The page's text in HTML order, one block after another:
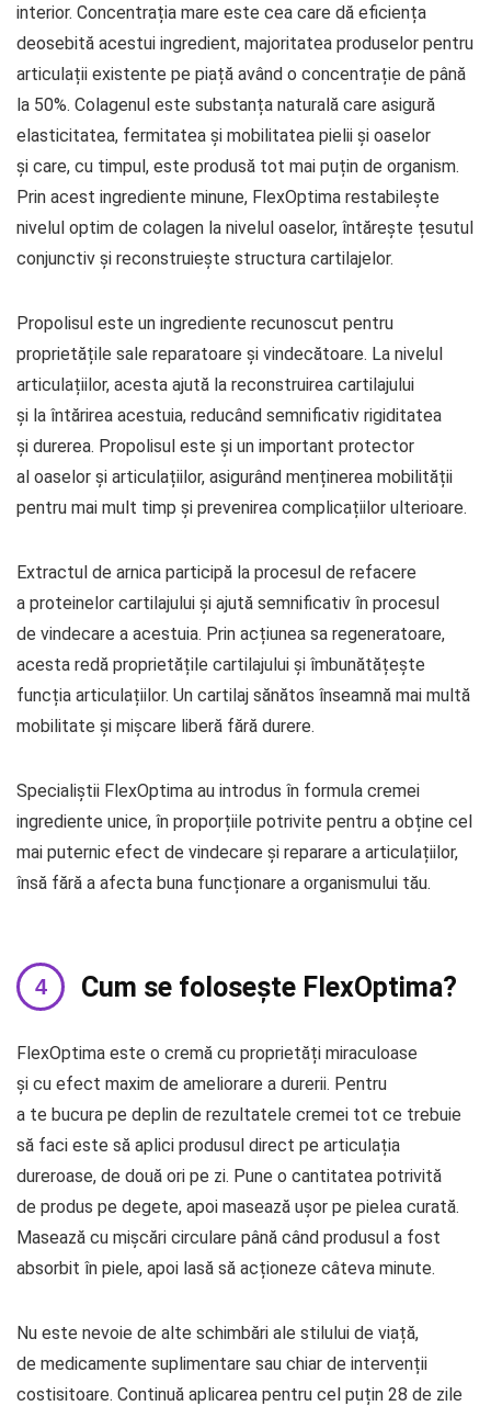
interior. Concentrația mare este cea care dă eficiența
deosebită acestui ingredient, majoritatea produselor pentru
articulații existente pe piață având o concentrație de până
la 50%. Colagenul este substanța naturală care asigură
elasticitatea, fermitatea și mobilitatea pielii și oaselor
și care, cu timpul, este produsă tot mai puțin de organism.
Prin acest ingrediente minune, FlexOptima restabilește
nivelul optim de colagen la nivelul oaselor, întărește țesutul
conjunctiv și reconstruiește structura cartilajelor.
Propolisul este un ingrediente recunoscut pentru
proprietățile sale reparatoare și vindecătoare. La nivelul
articulațiilor, acesta ajută la reconstruirea cartilajului
și la întărirea acestuia, reducând semnificativ rigiditatea
și durerea. Propolisul este și un important protector
al oaselor și articulațiilor, asigurând menținerea mobilității
pentru mai mult timp și prevenirea complicațiilor ulterioare.
Extractul de arnica participă la procesul de refacere
a proteinelor cartilajului și ajută semnificativ în procesul
de vindecare a acestuia. Prin acțiunea sa regeneratoare,
acesta redă proprietățile cartilajului și îmbunătățește
funcția articulațiilor. Un cartilaj sănătos înseamnă mai multă
mobilitate și mișcare liberă fără durere.
Specialiștii FlexOptima au introdus în formula cremei
ingrediente unice, în proporțiile potrivite pentru a obține cel
mai puternic efect de vindecare și reparare a articulațiilor,
însă fără a afecta buna funcționare a organismului tău.
Cum se folosește FlexOptima?
FlexOptima este o cremă cu proprietăți miraculoase
și cu efect maxim de ameliorare a durerii. Pentru
a te bucura pe deplin de rezultatele cremei tot ce trebuie
să faci este să aplici produsul direct pe articulația
dureroase, de două ori pe zi. Pune o cantitatea potrivită
de produs pe degete, apoi masează ușor pe pielea curată.
Masează cu mișcări circulare până când produsul a fost
absorbit în piele, apoi lasă să acționeze câteva minute.
Nu este nevoie de alte schimbări ale stilului de viață,
de medicamente suplimentare sau chiar de intervenții
costisitoare. Continuă aplicarea pentru cel puțin 28 de zile